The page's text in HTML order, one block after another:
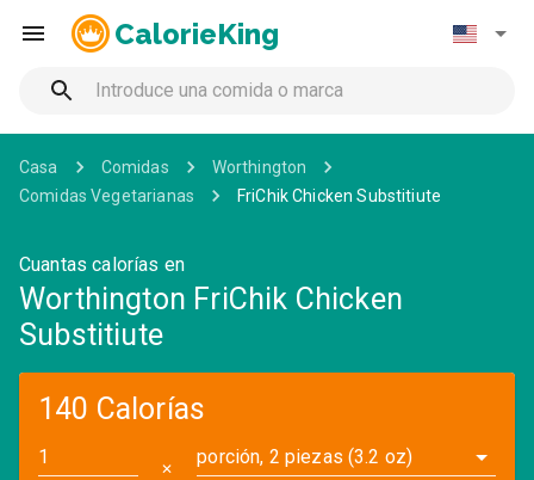
CalorieKing
Casa Comidas
Worthington
Comidas Vegetarianas
FriChik Chicken Substitiute
Cuantas calorías en
Worthington FriChik Chicken
Substitiute
140 Calorías
✕
porción, 2 piezas (3.2 oz)